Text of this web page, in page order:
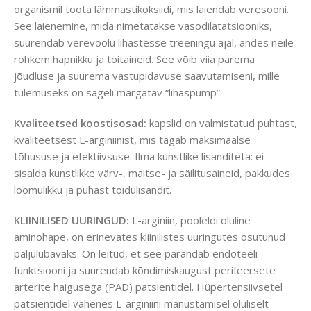
organismil toota lämmastikoksiidi, mis laiendab veresooni.
See laienemine, mida nimetatakse vasodilatatsiooniks,
suurendab verevoolu lihastesse treeningu ajal, andes neile
rohkem hapnikku ja toitaineid. See võib viia parema
jõudluse ja suurema vastupidavuse saavutamiseni, mille
tulemuseks on sageli märgatav “lihaspump”.
Kvaliteetsed koostisosad: kapslid on valmistatud puhtast,
kvaliteetsest L-arginiinist, mis tagab maksimaalse
tõhususe ja efektiivsuse. Ilma kunstlike lisanditeta: ei
sisalda kunstlikke värv-, maitse- ja säilitusaineid, pakkudes
loomulikku ja puhast toidulisandit.
KLIINILISED UURINGUD: L-arginiin, pooleldi oluline
aminohape, on erinevates kliinilistes uuringutes osutunud
paljulubavaks. On leitud, et see parandab endoteeli
funktsiooni ja suurendab kõndimiskaugust perifeersete
arterite haigusega (PAD) patsientidel. Hüpertensiivsetel
patsientidel vähenes L-arginiini manustamisel oluliselt